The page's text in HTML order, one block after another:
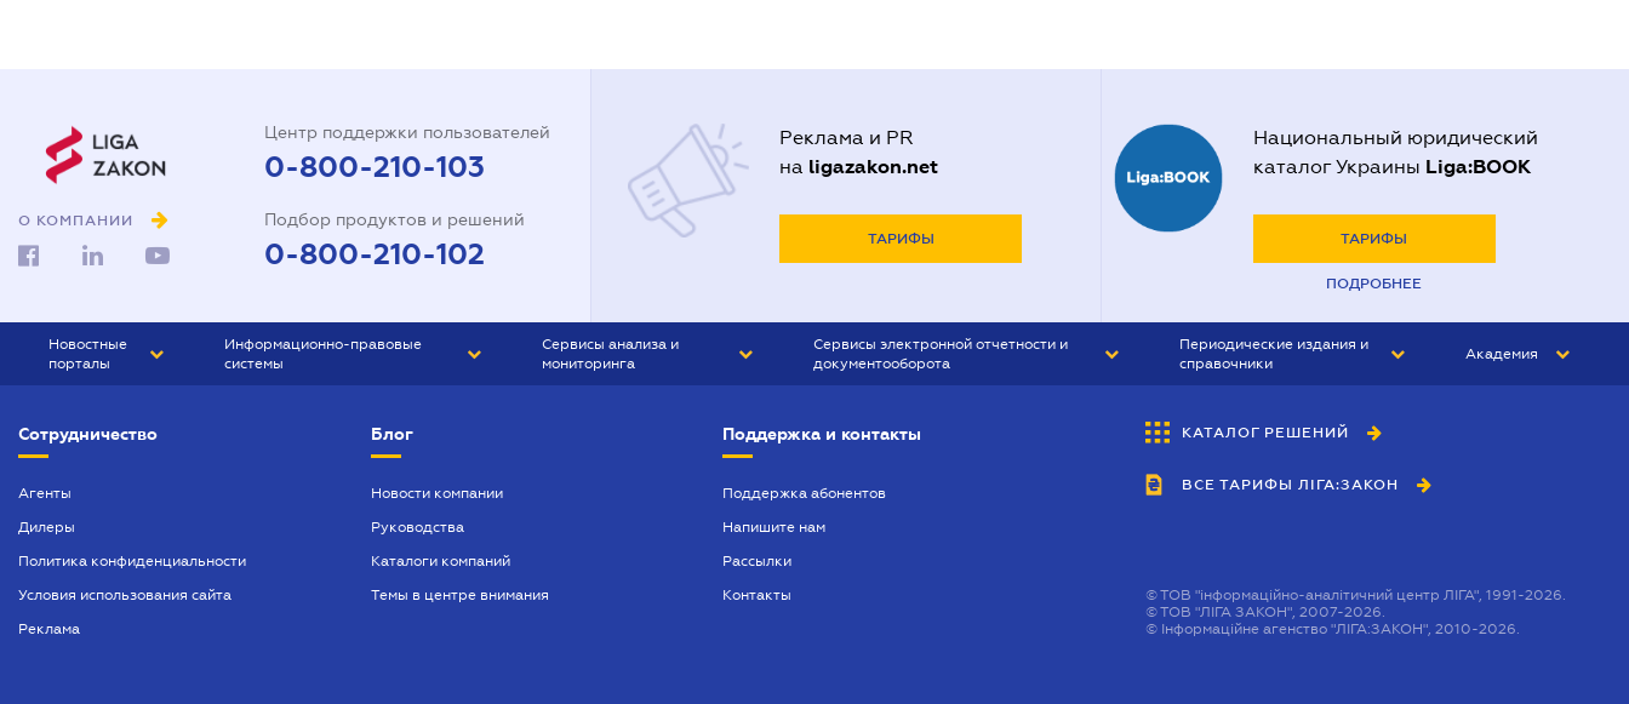
О КОМПАНИИ
Центр поддержки пользователей
0-800-210-103
Подбор продуктов и решений
0-800-210-102
Реклама и PR
на ligazakon.net
ТАРИФЫ
Национальный юридический
каталог Украины Liga:BOOK
ТАРИФЫ
ПОДРОБНЕЕ
Новостные
порталы
БИЗНЕС
Информационно-правовые
системы
БУХГАЛТЕР ПРОФ
ЮРИСТ ПРОФ
Сервисы анализа и
мониторинга
Сервисы электронной отчетности и
документооборота
Периодические издания и
справочники
БУХГАЛТЕР&ЗАКОН
ВЕСТНИК МСФО
Академия
Сотрудничество
Агенты
Дилеры
Политика конфиденциальности
Условия использования сайта
Реклама
Блог
Новости компании
Руководства
Каталоги компаний
Темы в центре внимания
Поддержка и контакты
Поддержка абонентов
Напишите нам
Рассылки
Контакты
КАТАЛОГ РЕШЕНИЙ
ВСЕ ТАРИФЫ ЛІГА:ЗАКОН
©ТОВ "інформаційно-аналітичний центр ЛІГА", 1991-2026.
©ТОВ "ЛІГА ЗАКОН", 2007-2026.
© Інформаційне агенство "ЛІГА:ЗАКОН", 2010-2026.